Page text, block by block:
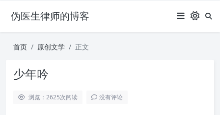
伪医生律师的博客
首页 原创文学 正文
少年吟
浏览：2625次阅读 没有评论